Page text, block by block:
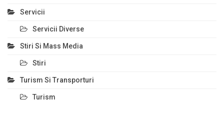
Servicii
Servicii Diverse
Stiri Si Mass Media
Stiri
Turism Si Transporturi
Turism